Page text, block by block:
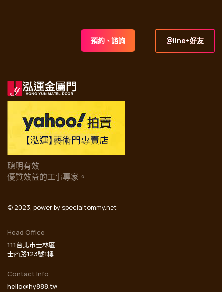
預約、諮詢 ＠line+好友
聰明有效
優質效益的工事專家。
© 2023, power byspecialtommy.net
Head Office
111台北市士林區
士商路123號1樓
Contact Info
hello@hy888.tw